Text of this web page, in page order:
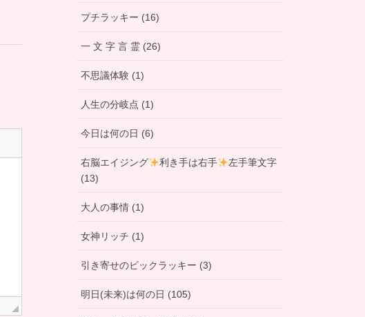
プチラッキー (16)
一 文 字 言 霊 (26)
不思議体験 (1)
人生の分岐点 (1)
今日は何の日 (6)
右脳エイジング 利き手は右手
左手筆文字
(13)
大人の事情 (1)
女神リッチ (1)
引き寄せのビックラッキー (3)
明日(未来)は何の日 (105)